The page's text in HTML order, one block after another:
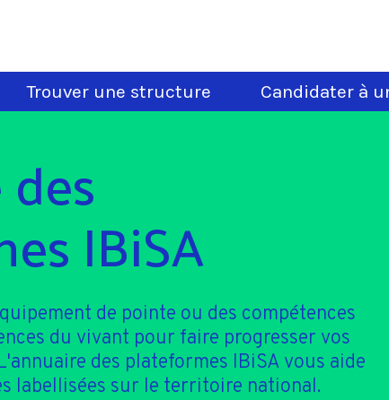
Trouver une structure Candidater à
IBiSA
de pointe ou des compétences
du vivant pour faire progresser vos
des plateformes IBiSA vous aide
labellisées sur le territoire national.